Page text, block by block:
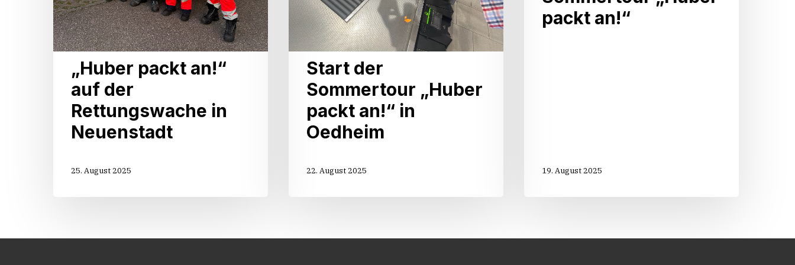
„Huber packt an!“
auf der
Rettungswache in
Neuenstadt
25. August 2025
Start der
Sommertour „Huber
packt an!“ in
Oedheim
22. August 2025
packt an!“
19. August 2025